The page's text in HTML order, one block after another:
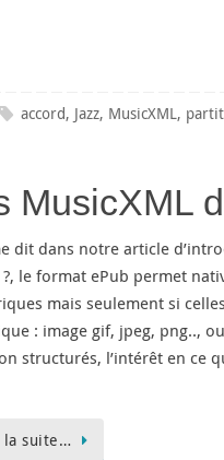
accord, Jazz, MusicXML,
MusicXML
dit dans notre article
le format ePub permet
mais seulement si
: image gif, jpeg, png..,
structurés, l’intérêt en ce
la suite…